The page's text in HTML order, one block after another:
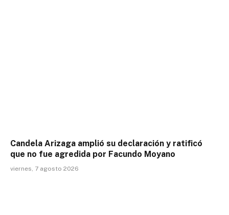
Candela Arizaga amplió su declaración y ratificó
que no fue agredida por Facundo Moyano
viernes, 7 agosto 2026